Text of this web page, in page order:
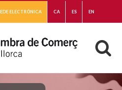
ELECTRÓNICA CA ES EN